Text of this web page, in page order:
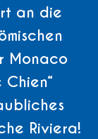
an die
Monaco
Riviera!